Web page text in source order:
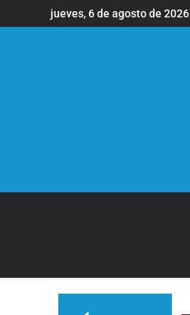
al
jueves, 6 de agosto de 2026